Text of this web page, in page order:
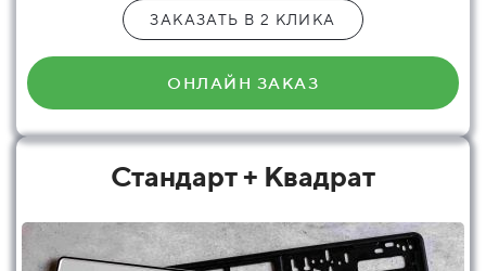
ЗАКАЗАТЬ В 2 КЛИКА
ОНЛАЙН ЗАКАЗ
Стандарт + Квадрат